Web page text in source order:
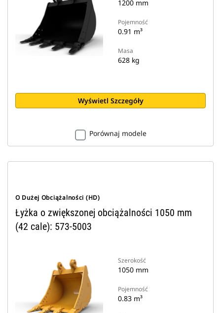
1200 mm
Pojemność
0.91 m³
Masa
628 kg
Wyświetl Szczegóły
Porównaj modele
O Dużej Obciążalności (HD)
Łyżka o zwiększonej obciążalności 1050 mm
(42 cale): 573-5003
Szerokość
1050 mm
Pojemność
0.83 m³